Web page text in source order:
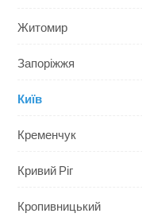
Житомир
Запоріжжя
Київ
Кременчук
Кривий Ріг
Кропивницький